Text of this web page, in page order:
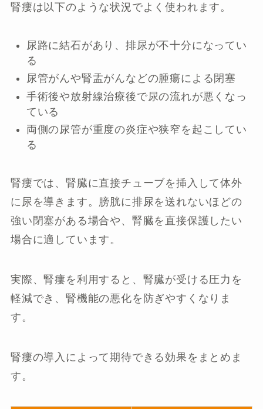
腎瘻は以下のような状況でよく使われます。
尿路に結石があり、排尿が不十分になってい
る
尿管がんや腎盂がんなどの腫瘍による閉塞
手術後や放射線治療後で尿の流れが悪くなっ
ている
両側の尿管が重度の炎症や狭窄を起こしてい
る
腎瘻では、腎臓に直接チューブを挿入して体外
に尿を導きます。膀胱に排尿を送れないほどの
強い閉塞がある場合や、腎臓を直接保護したい
場合に適しています。
実際、腎瘻を利用すると、腎臓が受ける圧力を
軽減でき、腎機能の悪化を防ぎやすくなりま
す。
腎瘻の導入によって期待できる効果をまとめま
す。